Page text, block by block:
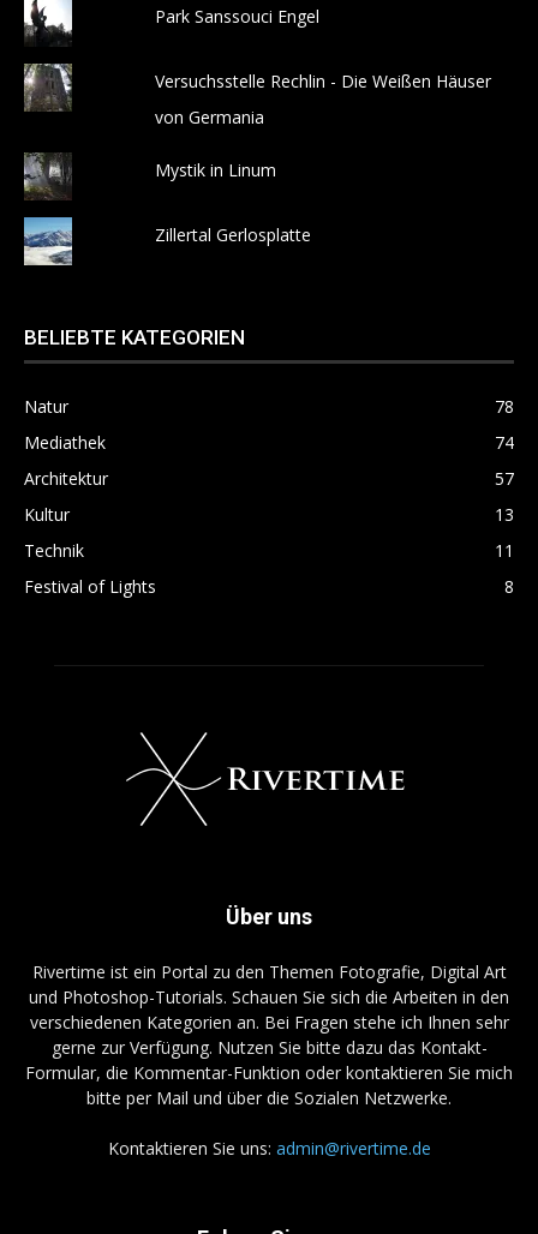
Park Sanssouci Engel
Versuchsstelle Rechlin - Die Weißen Häuser
von Germania
Mystik in Linum
Zillertal Gerlosplatte
BELIEBTE KATEGORIEN
Natur
78
Mediathek
74
Architektur
57
Kultur
13
Technik
11
Festival of Lights
8
Über uns
Rivertime ist ein Portal zu den Themen Fotografie, Digital Art
und Photoshop-Tutorials. Schauen Sie sich die Arbeiten in den
verschiedenen Kategorien an. Bei Fragen stehe ich Ihnen sehr
gerne zur Verfügung. Nutzen Sie bitte dazu das Kontakt-
Formular, die Kommentar-Funktion oder kontaktieren Sie mich
bitte per Mail und über die Sozialen Netzwerke.
Kontaktieren Sie uns: admin@rivertime.de